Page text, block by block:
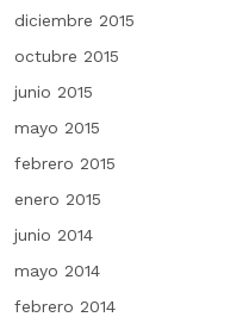
diciembre 2015
octubre 2015
junio 2015
mayo 2015
febrero 2015
enero 2015
junio 2014
mayo 2014
febrero 2014